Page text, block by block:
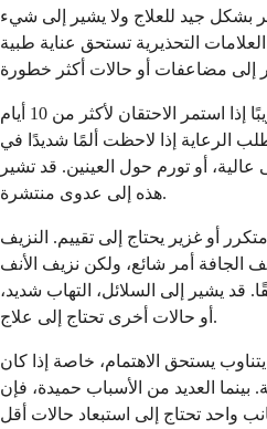
بشكل جيد للعلاج ولا يشير إلى شيء
التحذيرية تستحق عناية طبية
يجب عليك الاتصال بطبيبك قريبًا إذا استمر الاحتقان لأكثر من 10 أيام
الرعاية إذا لاحظت ألمًا شديدًا في
أو تورم حول العينين. قد تشير
هذه إلى عدوى منتشرة.
أو غزير يحتاج إلى تقييم. النزيف
الجافة أمر شائع، ولكن نزيف الأنف
قد يشير إلى السلائل، التهاب شديد،
أو حالات أخرى تحتاج إلى علاج.
يستحق الاهتمام، خاصة إذا كان
بينما العديد من الأسباب حميدة، فإن
واحد تحتاج إلى استبعاد حالات أقل